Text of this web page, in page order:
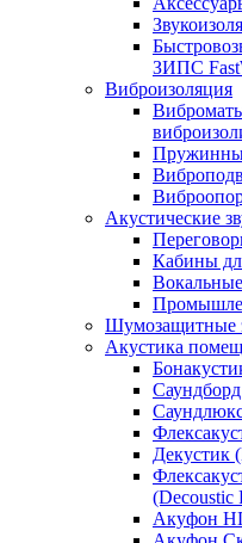
ЗИПС
Виброизоляция
Акустические
Кабины
Шумозащитные
Акустика
Саундборд
Декустик
(Decoustic
Акуфон